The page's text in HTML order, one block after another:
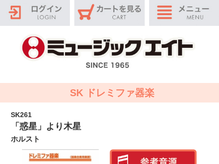
SK ドレミファ器楽
SK261
「惑星」より木星
ホルスト